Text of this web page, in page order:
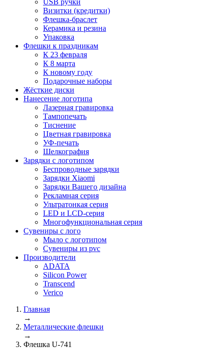
USB ручки
Визитки (кредитки)
Флешка-браслет
Керамика и резина
Упаковка
Флешки к праздникам
К 23 февраля
К 8 марта
К новому году
Подарочные наборы
Жёсткие диски
Нанесение логотипа
Лазерная гравировка
Тампопечать
Тиснение
Цветная гравировка
УФ-печать
Шелкография
Зарядки с логотипом
Беспроводные зарядки
Зарядки Xiaomi
Зарядки Вашего дизайна
Рекламная серия
Ультратонкая серия
LED и LCD-серия
Многофункциональная серия
Сувениры с лого
Мыло с логотипом
Сувениры из pvc
Производители
ADATA
Silicon Power
Transcend
Verico
Главная
→
Металлические флешки
→
Флешка U-741